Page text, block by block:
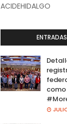
ACIDEHIDALGO